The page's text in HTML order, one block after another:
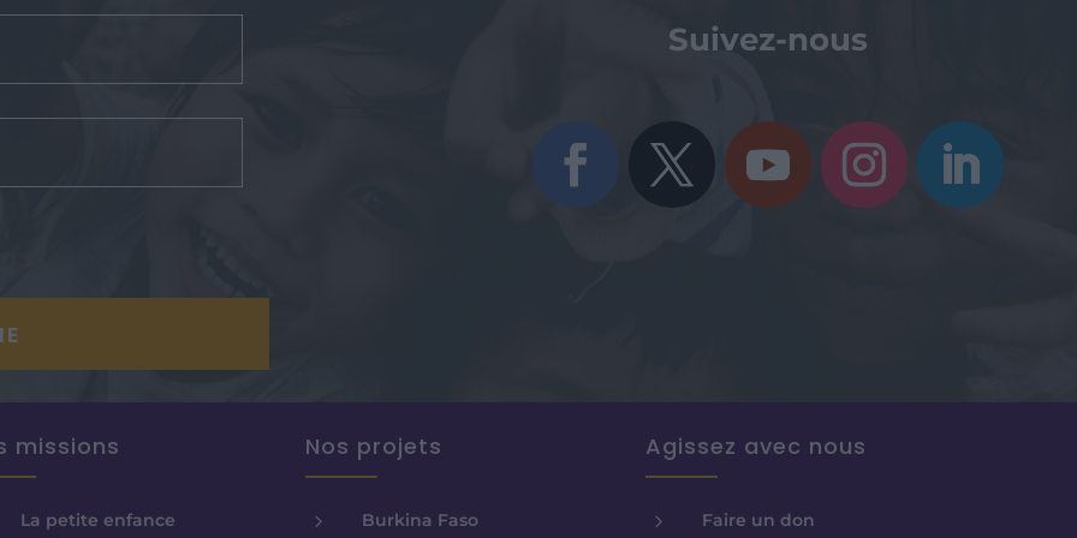
Suivez-nous
missions
La petite enfance
Nos projets
5 Burkina Faso
Agissez avec nous
5 Faire un don